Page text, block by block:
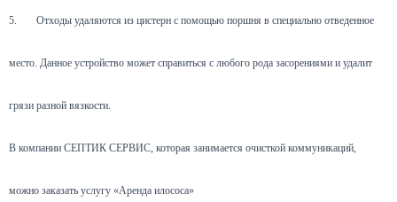
5. Отходы удаляются из цистерн с помощью поршня в специально отведенное
место. Данное устройство может справиться с любого рода засорениями и удалит
грязи разной вязкости.
В компании СЕПТИК СЕРВИС, которая занимается очисткой коммуникаций,
можно заказать услугу «Аренда илососа»